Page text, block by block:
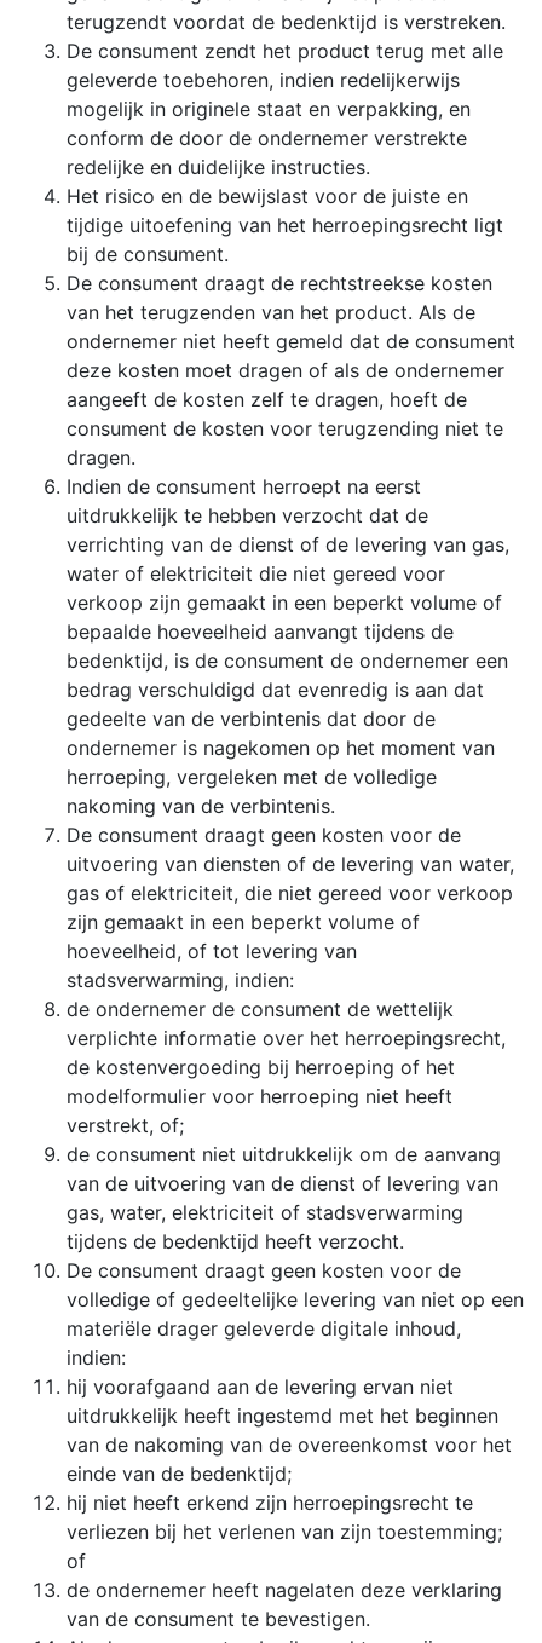
terugzendt voordat de bedenktijd is verstreken.
De consument zendt het product terug met alle
geleverde toebehoren, indien redelijkerwijs
mogelijk in originele staat en verpakking, en
conform de door de ondernemer verstrekte
redelijke en duidelijke instructies.
Het risico en de bewijslast voor de juiste en
tijdige uitoefening van het herroepingsrecht ligt
bij de consument.
De consument draagt de rechtstreekse kosten
van het terugzenden van het product. Als de
ondernemer niet heeft gemeld dat de consument
deze kosten moet dragen of als de ondernemer
aangeeft de kosten zelf te dragen, hoeft de
consument de kosten voor terugzending niet te
dragen.
Indien de consument herroept na eerst
uitdrukkelijk te hebben verzocht dat de
verrichting van de dienst of de levering van gas,
water of elektriciteit die niet gereed voor
verkoop zijn gemaakt in een beperkt volume of
bepaalde hoeveelheid aanvangt tijdens de
bedenktijd, is de consument de ondernemer een
bedrag verschuldigd dat evenredig is aan dat
gedeelte van de verbintenis dat door de
ondernemer is nagekomen op het moment van
herroeping, vergeleken met de volledige
nakoming van de verbintenis.
De consument draagt geen kosten voor de
uitvoering van diensten of de levering van water,
gas of elektriciteit, die niet gereed voor verkoop
zijn gemaakt in een beperkt volume of
hoeveelheid, of tot levering van
stadsverwarming, indien:
de ondernemer de consument de wettelijk
verplichte informatie over het herroepingsrecht,
de kostenvergoeding bij herroeping of het
modelformulier voor herroeping niet heeft
verstrekt, of;
de consument niet uitdrukkelijk om de aanvang
van de uitvoering van de dienst of levering van
gas, water, elektriciteit of stadsverwarming
tijdens de bedenktijd heeft verzocht.
De consument draagt geen kosten voor de
volledige of gedeeltelijke levering van niet op een
materiële drager geleverde digitale inhoud,
indien:
hij voorafgaand aan de levering ervan niet
uitdrukkelijk heeft ingestemd met het beginnen
van de nakoming van de overeenkomst voor het
einde van de bedenktijd;
hij niet heeft erkend zijn herroepingsrecht te
verliezen bij het verlenen van zijn toestemming;
of
de ondernemer heeft nagelaten deze verklaring
van de consument te bevestigen.